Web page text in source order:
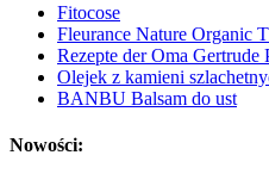
Fitocose
Fleurance Nature Organic
Rezepte der Oma
Olejek z kamieni
BANBU Balsam do ust
Nowości: